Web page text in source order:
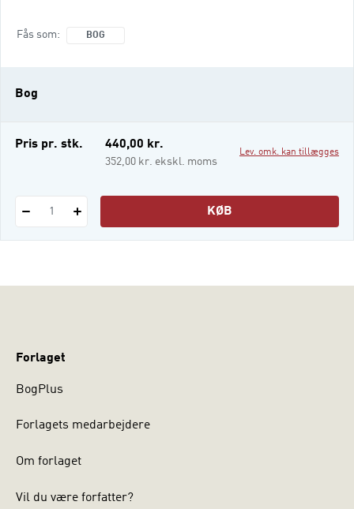
hudsygdom. Hertil komme
Fås som BOG
Bog
Pris pr. stk. 440,00 kr.
352,00 kr. ekskl. moms
Lev. omk. kan tillægges
1 KØB
Forlaget
BogPlus
Forlagets medarbejdere
Om forlaget
Vil du være forfatter?